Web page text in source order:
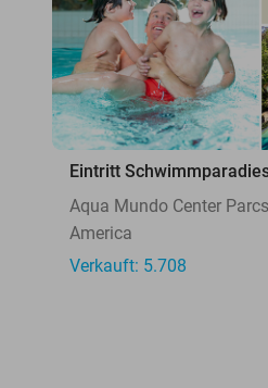
Eintritt
Aqua Mundo Center
America
Verkauft: 5.708